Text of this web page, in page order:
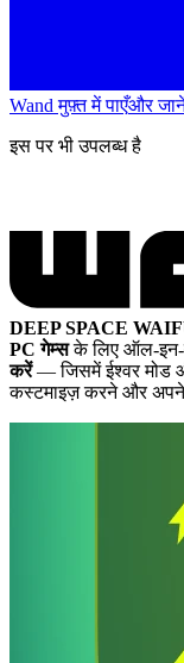
Wand मुफ़्त में पाएँऔर
इस पर भी उपलब्ध है
DEEP SPACE
PC गेम्सके लिए ऑल-
करें— जिसमें ईश्वर मोड
कस्टमाइज़ करने और